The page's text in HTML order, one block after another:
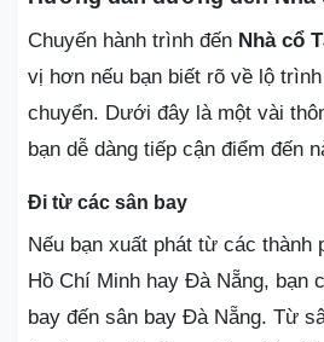
Chuyến hành trình đến Nhà cổ
vị hơn nếu bạn biết rõ về lộ
chuyển. Dưới đây là một vài
bạn dễ dàng tiếp cận điểm đến
Đi từ các sân bay
Nếu bạn xuất phát từ các thành
Hồ Chí Minh hay Đà Nẵng, bạn
bay đến sân bay Đà Nẵng. Từ